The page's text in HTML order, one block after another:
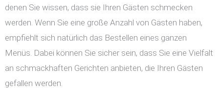
denen Sie wissen, dass sie Ihren Gästen schmecken
werden. Wenn Sie eine große Anzahl von Gästen haben,
empfiehlt sich natürlich das Bestellen eines ganzen
Menüs. Dabei können Sie sicher sein, dass Sie eine Vielfalt
an schmackhaften Gerichten anbieten, die Ihren Gästen
gefallen werden.